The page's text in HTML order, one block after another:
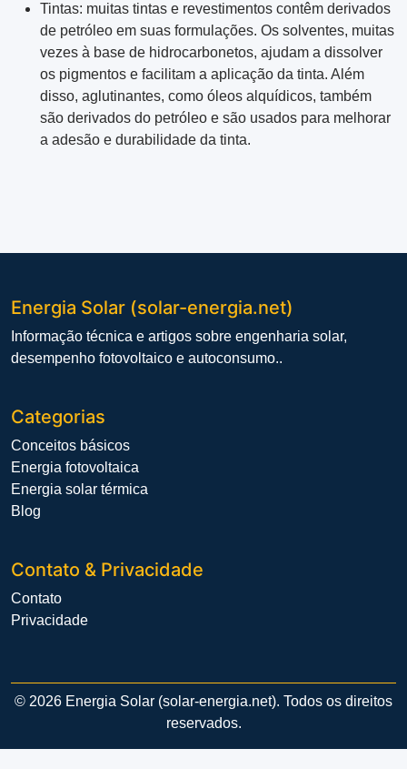
Tintas: muitas tintas e revestimentos contêm derivados
de petróleo em suas formulações. Os solventes, muitas
vezes à base de hidrocarbonetos, ajudam a dissolver
os pigmentos e facilitam a aplicação da tinta. Além
disso, aglutinantes, como óleos alquídicos, também
são derivados do petróleo e são usados ​​para melhorar
a adesão e durabilidade da tinta.
Energia Solar (solar-energia.net)
Informação técnica e artigos sobre engenharia solar,
desempenho fotovoltaico e autoconsumo..
Categorias
Conceitos básicos
Energia fotovoltaica
Energia solar térmica
Blog
Contato & Privacidade
Contato
Privacidade
© 2026 Energia Solar (solar-energia.net). Todos os direitos
reservados.